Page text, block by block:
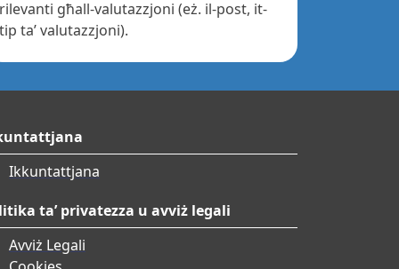
rilevanti għall-valutazzjoni (eż. il-post, it-
tip ta’ valutazzjoni).
Ikkuntattjana
ta’ privatezza u avviż legali
Avviż Legali